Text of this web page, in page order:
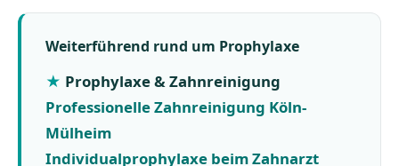
Weiterführend rund um Prophylaxe
Prophylaxe & Zahnreinigung
Professionelle Zahnreinigung Köln-
Mülheim
Individualprophylaxe beim Zahnarzt